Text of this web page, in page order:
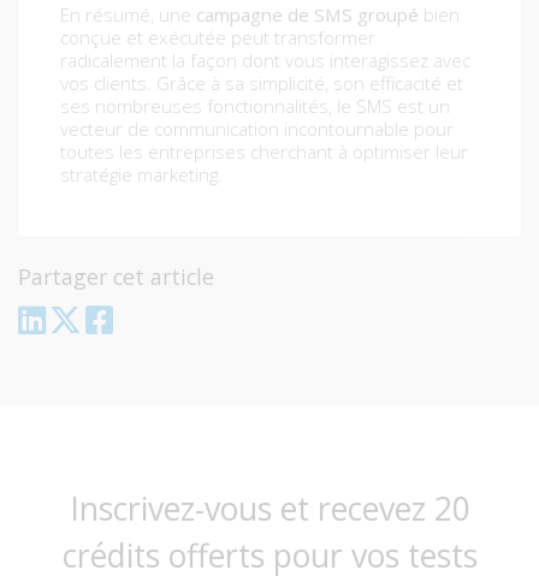
En résumé, une campagne de SMS groupé bien
conçue et exécutée peut transformer
radicalement la façon dont vous interagissez avec
vos clients. Grâce à sa simplicité, son efficacité et
ses nombreuses fonctionnalités, le SMS est un
vecteur de communication incontournable pour
toutes les entreprises cherchant à optimiser leur
stratégie marketing.
Partager cet article
Inscrivez-vous et recevez 20
crédits offerts pour vos tests